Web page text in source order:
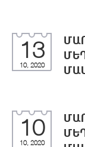
13
10, 2020
10
10, 2020